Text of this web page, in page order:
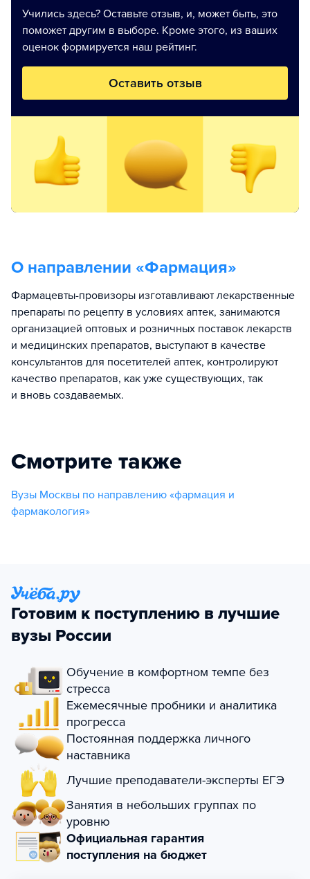
Учились здесь? Оставьте отзыв, и, может быть, это
поможет другим в выборе. Кроме этого, из ваших
оценок формируется наш рейтинг.
Оставить отзыв
О направлении «Фармация»
Фармацевты-провизоры изготавливают лекарственные
препараты по рецепту в условиях аптек, занимаются
организацией оптовых и розничных поставок лекарств
и медицинских препаратов, выступают в качестве
консультантов для посетителей аптек, контролируют
качество препаратов, как уже существующих, так
и вновь создаваемых.
Смотрите также
Вузы Москвы по направлению «фармация и
фармакология»
Готовим к поступлению в лучшие
вузы России
Обучение в комфортном темпе без
стресса
Ежемесячные пробники и аналитика
прогресса
Постоянная поддержка личного
наставника
Лучшие преподаватели-эксперты ЕГЭ
Занятия в небольших группах по
уровню
Официальная гарантия
поступления на бюджет